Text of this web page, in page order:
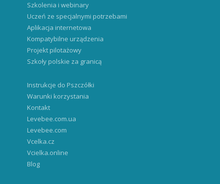
Szkolenia i webinary
Uczeń ze specjalnymi potrzebami
Aplikacja internetowa
Kompatybilne urządzenia
Projekt pilotażowy
Szkoły polskie za granicą
Instrukcje do Pszczółki
Warunki korzystania
Kontakt
Levebee.com.ua
Levebee.com
Vcelka.cz
Vcielka.online
Blog